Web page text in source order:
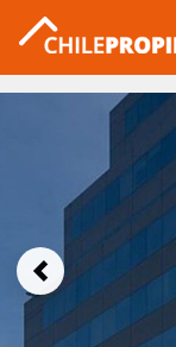
Previous